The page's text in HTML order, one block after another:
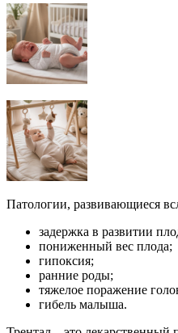
Патологии, развивающиеся
задержка в развитии
пониженный вес плода;
гипоксия;
ранние роды;
тяжелое поражение
гибель малыша.